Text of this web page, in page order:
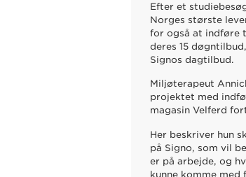
Efter et
Norges største
for også at indføre
deres 15
Signos dagtilbud.
Miljøterapeut
projektet med
magasin Velferd
Her beskriver hun
på Signo, som vil
er på arbejde, og
kunne komme